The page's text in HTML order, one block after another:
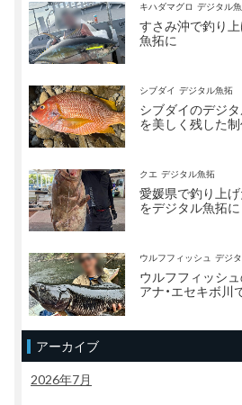
キハダマグロ デジタル
すさみ沖で釣り
魚拓に
シブダイ デジタル魚拓
シブダイのデジ
を美しく残した
クエ デジタル魚拓
愛媛県で釣り上
をデジタル魚拓に
ウルフフィッシュ デジ
ウルフフィッシ
アナ・エセキボ
アーカイブ
2026年7月